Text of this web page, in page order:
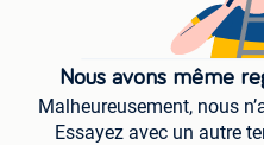
Nous avons même
Malheureusement, nous
Essayez avec un autre